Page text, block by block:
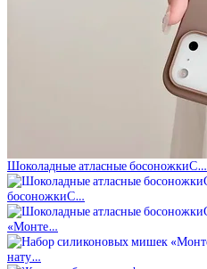
Шоколадные атласные босоножкиС…
босоножкиС…
«Монте…
нату…